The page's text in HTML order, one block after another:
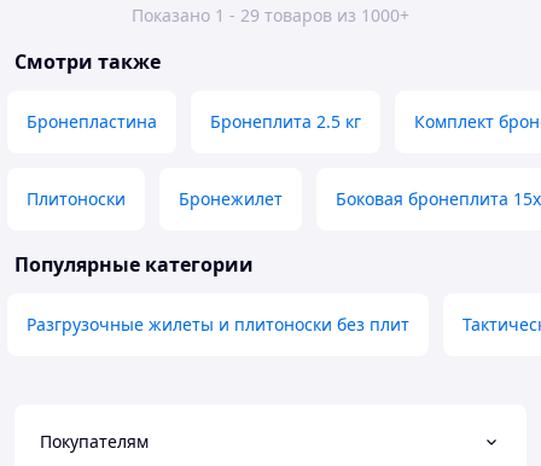
Показано 1 - 29 товаров из 1000+
Смотри также
Бронепластина Бронеплита 2.5 кг Комплект
Плитоноски Бронежилет Боковая бронеплита
Популярные категории
Разгрузочные жилеты и плитоноски без плит
Покупателям